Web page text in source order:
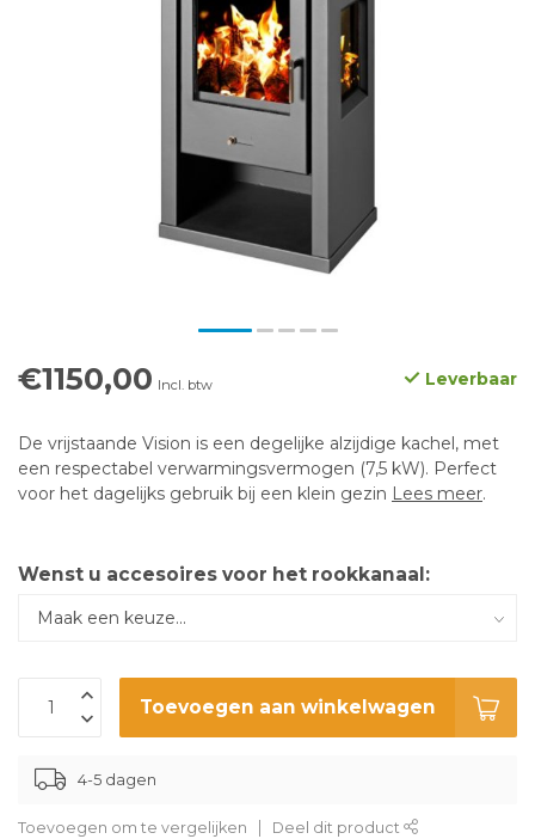
€1150,00 Incl. btw Leverbaar
De vrijstaande Vision is een degelijke alzijdige kachel, met
een respectabel verwarmingsvermogen (7,5 kW). Perfect
voor het dagelijks gebruik bij een klein gezin Lees meer.
Wenst u accesoires voor het rookkanaal:
Toevoegen aan winkelwagen
4-5 dagen
Toevoegen om te vergelijken Deel dit product